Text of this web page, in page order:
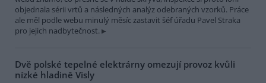
objednala sérii vrtů a následných analýz odebraných vzorků. Práce
ale měl podle webu minulý měsíc zastavit šéf úřadu Pavel Straka
pro jejich nadbytečnost.
Dvě polské tepelné elektrárny omezují provoz kvůli
nízké hladině Visly